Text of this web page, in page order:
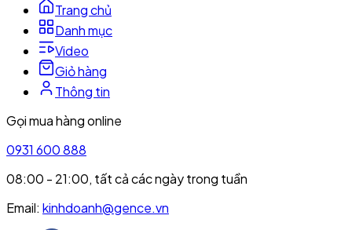
Trang chủ
Danh mục
Video
Giỏ hàng
Thông tin
Gọi mua hàng online
0931 600 888
08:00 - 21:00, tất cả các ngày trong tuần
Email: kinhdoanh@gence.vn